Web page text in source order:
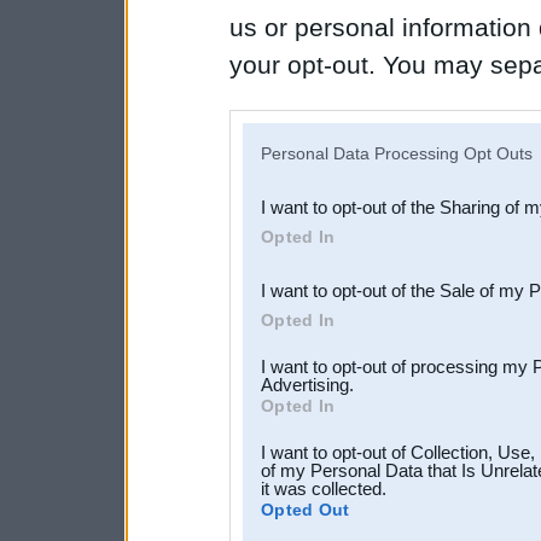
us or personal
your opt-out. You may
Downstream Participants
third parties.
Personal Data Processing Opt Outs
I want to opt-out of the Sharing of
Opted In
I want to opt-out of the Sale of my
Opted In
I want to opt-out of processing my
Advertising.
Opted In
I want to opt-out of Collection,
of my Personal Data that Is
it was collected.
Opted Out